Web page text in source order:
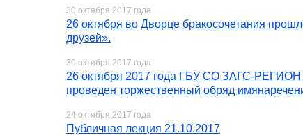
30 октября 2017 года
26 октября во Дворце бракосочетания
друзей».
30 октября 2017 года
26 октября 2017 года ГБУ СО ЗАГС-
проведен торжественный обряд
24 октября 2017 года
Публичная лекция 21.10.2017